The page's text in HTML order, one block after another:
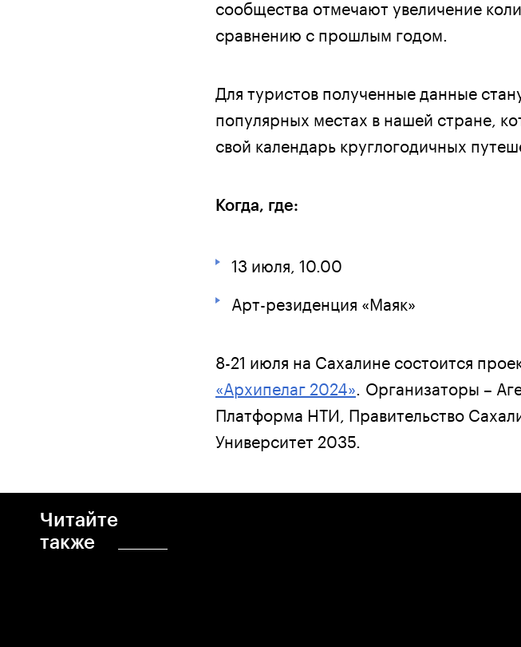
сообщества отмечают увеличение
сравнению с прошлым годом.
Для туристов полученные данные
популярных местах в нашей стране,
свой календарь круглогодичных
Когда, где:
13 июля, 10.00
Арт-резиденция «Маяк»
8-21 июля на Сахалине состоится
«Архипелаг 2024» . Организаторы –
Платформа НТИ, Правительство
Университет 2035.
Читайте
также